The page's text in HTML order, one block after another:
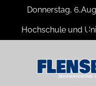
content
Donnerstag,
Hochschule und